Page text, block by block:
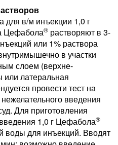
для в/м инъекции 1,0 г
Цефабола® растворяют в 3-
или 1% раствора
в участки
слоем (верхне-
или латеральная
провести тест на
введения
Для приготовления
1,0 г Цефабола®
воды для инъекций. Вводят